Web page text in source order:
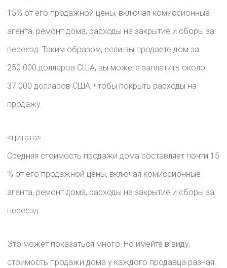
15% от его продажной цены, включая комиссионные
агента, ремонт дома, расходы на закрытие и сборы за
переезд. Таким образом, если вы продаете дом за
250 000 долларов США, вы можете заплатить около
37 000 долларов США, чтобы покрыть расходы на
продажу.
<цитата>
Средняя стоимость продажи дома составляет почти 15
% от его продажной цены, включая комиссионные
агента, ремонт дома, расходы на закрытие и сборы за
переезд.
Это может показаться много. Но имейте в виду,
стоимость продажи дома у каждого продавца разная.